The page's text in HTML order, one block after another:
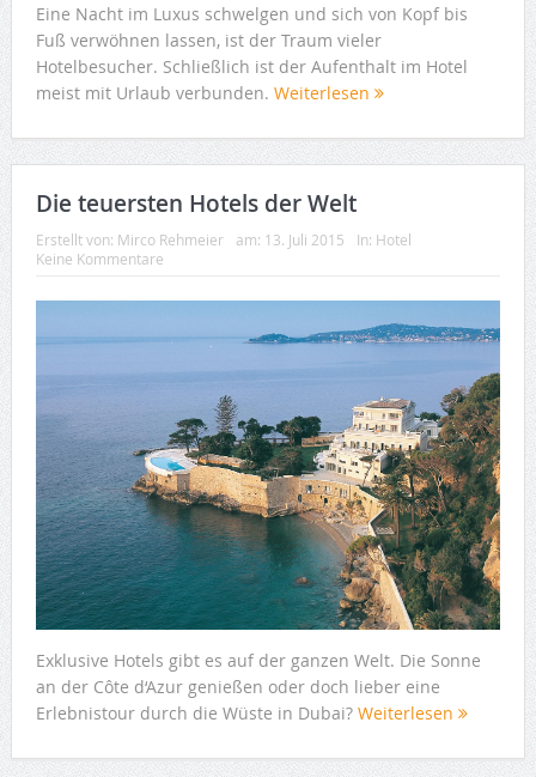
Eine Nacht im Luxus schwelgen und sich von Kopf bis
Fuß verwöhnen lassen, ist der Traum vieler
Hotelbesucher. Schließlich ist der Aufenthalt im Hotel
meist mit Urlaub verbunden. Weiterlesen
Die teuersten Hotels der Welt
Erstellt von: Mirco Rehmeier am: 13. Juli 2015 In: Hotel
Keine Kommentare
Exklusive Hotels gibt es auf der ganzen Welt. Die Sonne
an der Côte d‘Azur genießen oder doch lieber eine
Erlebnistour durch die Wüste in Dubai? Weiterlesen